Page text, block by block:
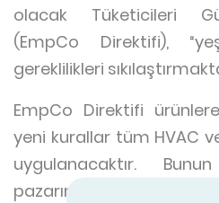
olacak Tüketicileri
(EmpCo Direktifi),
gereklilikleri
EmpCo Direktifi
yeni kurallar tüm HVAC
uygulanacaktır.
pazarındaki tüm